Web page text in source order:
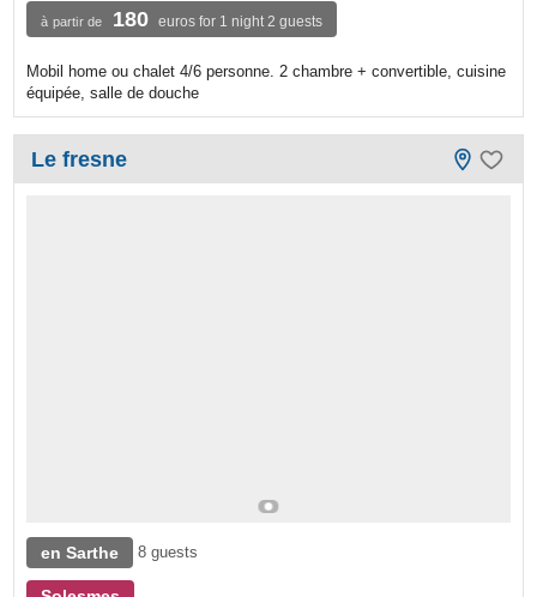
à partir de 180 euros for 1 night 2 guests
Mobil home ou chalet 4/6 personne. 2 chambre + convertible, cuisine
équipée, salle de douche
Le fresne
en Sarthe 8 guests